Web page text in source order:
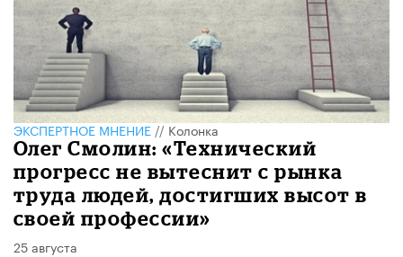
ЭКСПЕРТНОЕ МНЕНИЕ//Колонка
Олег Смолин: «Технический
прогресс не вытеснит с рынка
труда людей, достигших высот в
своей профессии»
25 августа